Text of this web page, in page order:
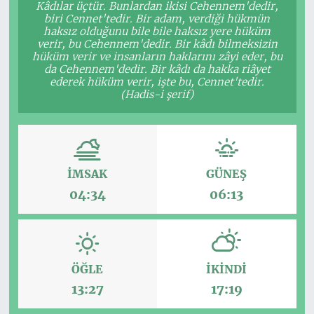
Kâdılar üçtür. Bunlardan ikisi Cehennem'dedir,
biri Cennet'tedir. Bir adam, verdiği hükmün
haksız olduğunu bile bile haksız yere hüküm
verir, bu Cehennem'dedir. Bir kâdı bilmeksizin
hüküm verir ve insanların haklarını zâyi eder, bu
da Cehennem'dedir. Bir kâdı da hakka riâyet
ederek hüküm verir, işte bu, Cennet'tedir.
(Hadis-i şerif)
İMSAK
04:34
GÜNEŞ
06:13
ÖĞLE
13:27
İKINDI
17:19